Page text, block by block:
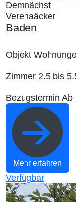
Demnächst
Verenaäcker
Baden
Objekt
Zimmer 2.5 bis
Bezugstermin Ab
Mehr erfahren
Verfügbar